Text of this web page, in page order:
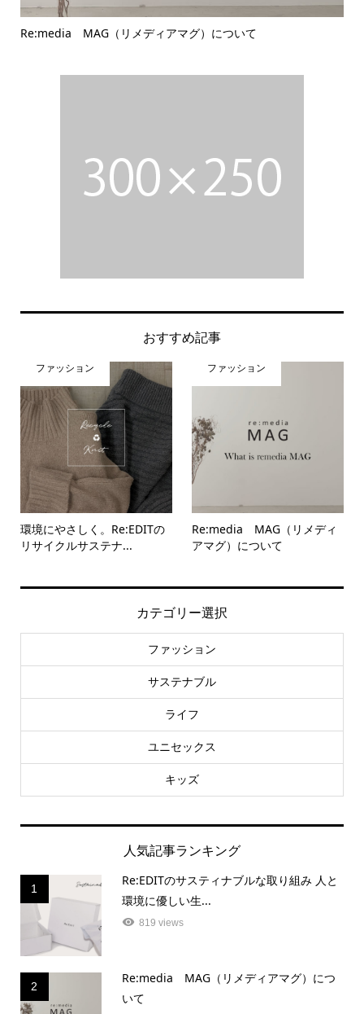
Re:media MAG（リメディアマグ）について
おすすめ記事
ファッション
環境にやさしく。Re:EDITの
リサイクルサステナ...
ファッション
Re:media MAG（リメディ
アマグ）について
カテゴリー選択
ファッション
サステナブル
ライフ
ユニセックス
キッズ
人気記事ランキング
1
Re:EDITのサスティナブルな取り組み 人と
環境に優しい生...
819 views
2
Re:media MAG（リメディアマグ）につ
いて